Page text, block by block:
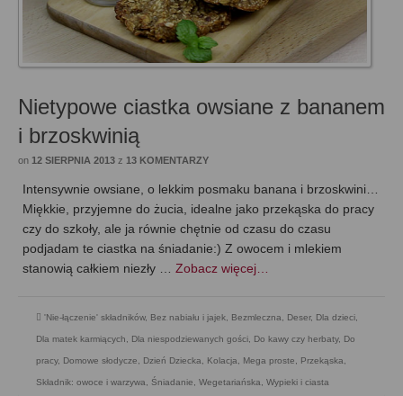
Nietypowe ciastka owsiane z bananem
i brzoskwinią
on 12 SIERPNIA 2013 z 13 KOMENTARZY
Intensywnie owsiane, o lekkim posmaku banana i brzoskwini…
Miękkie, przyjemne do żucia, idealne jako przekąska do pracy
czy do szkoły, ale ja równie chętnie od czasu do czasu
podjadam te ciastka na śniadanie:) Z owocem i mlekiem
stanowią całkiem niezły … Zobacz więcej…
'Nie-łączenie' składników, Bez nabiału i jajek Bezmleczna Deser, Dla dzieci
Dla matek karmiących Dla niespodziewanych gości Do kawy czy herbaty, Do
pracy, Domowe słodycze Dzień Dziecka Kolacja Mega proste Przekąska
Składnik: owoce i warzywa Śniadanie Wegetariańska Wypieki i ciasta